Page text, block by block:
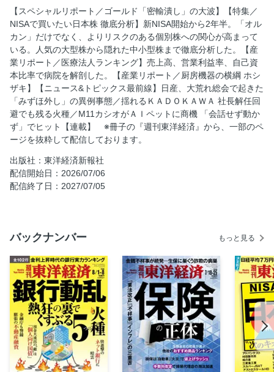
トップに直撃
フォーカス政治
マネー潮流
中国動態
財新
少数異見
特集／NISAで買いたい日本株 徹底分析
産業リポート／医療法人ランキング
産業リポート／厨房機器の横綱 ホシザキ
ヤバい会社烈伝
話題の本
西野智彦の金融秘録
社告
次号予告
【スペシャルリポート／ゴールド「密輸潰し」の大波】【特集／
NISAで買いたい日本株 徹底分析】新NISA開始から2年半。「オル
カン」だけでなく、よりリスクのある個別株への関心が高まって
いる。人気の大型株から隠れた中小型株まで徹底分析した。【産
業リポート／医療法人ランキング】売上高、営業利益率、自己資
本比率で病院を解剖した。【産業リポート／厨房機器の横綱 ホシ
ザキ】【ニュース&トピックス最前線】日産、大荒れ総会で起きた
「みずほ外し」の異例事態／揺れるＫＡＤＯＫＡＷＡ 社長解任回
避でも残る火種／M11カシオがＡＩペットに商機 「会話せず動か
ず」でヒット【連載】 ※冊子の『週刊東洋経済』から、一部のペ
ージを抜粋して配信しております。
出版社：東洋経済新報社
配信開始日：2026/07/06
配信終了日：2027/07/05
バックナンバー もっと見る